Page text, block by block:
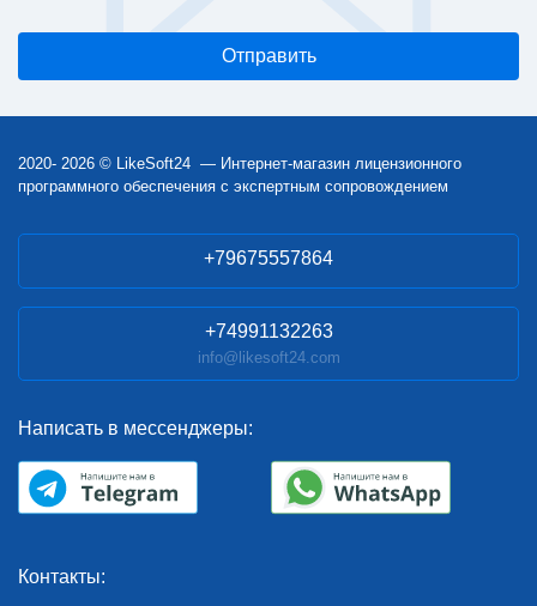
2020- 2026 © LikeSoft24 — Интернет-магазин лицензионного
программного обеспечения с экспертным сопровождением
+79675557864
+74991132263
info@likesoft24.com
Написать в мессенджеры:
Контакты: